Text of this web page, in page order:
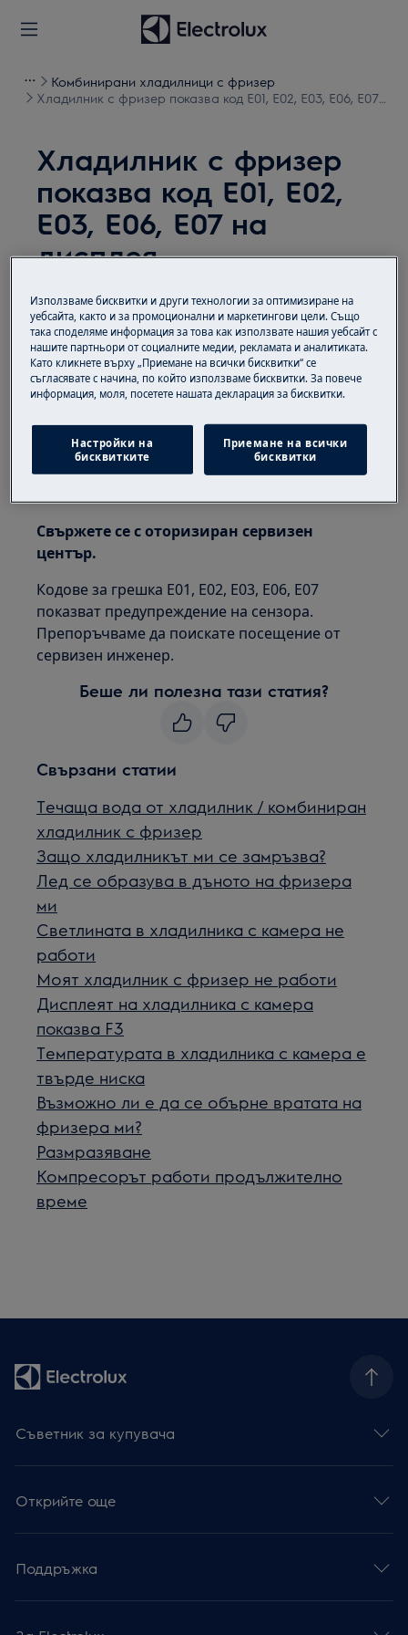
Комбинирани хладилници с фризер
Хладилник с фризер показва код E01, E02, E03, E06, E07
Хладилник с фризер
показва код E01, E02,
E03, E06, E07 на
дисплея
Хладилникът с фризер показва един от
следните кодове за грешка: E01, E02, E03,
E06, E07
Фризер
Свържете се с оторизиран сервизен
център.
Кодове за грешка E01, E02, E03, E06, E07
показват предупреждение на сензора.
Препоръчваме да поискате посещение от
сервизен инженер.
Беше ли полезна тази статия?
Свързани статии
Течаща вода от хладилник / комбиниран
хладилник с фризер
Защо хладилникът ми се замръзва?
Лед се образува в дъното на фризера
ми
Светлината в хладилника с камера не
работи
Моят хладилник с фризер не работи
Дисплеят на хладилника с камера
показва F3
Температурата в хладилника с камера е
твърде ниска
Възможно ли е да се обърне вратата на
фризера ми?
Размразяване
Компресорът работи продължително
време
Съветник за купувача
Открийте още
Поддръжка
Използваме бисквитки и други технологии за оптимизиране на
уебсайта, както и за промоционални и маркетингови цели. Също
така споделяме информация за това как използвате нашия уебсайт с
нашите партньори от социалните медии, рекламата и аналитиката.
Като кликнете върху „Приемане на всички бисквитки“ се
съгласявате с начина, по който използваме бисквитки. За повече
информация, моля, посетете нашата декларация за бисквитки.
Настройки на
бисквитките
Приемане на всички
бисквитки